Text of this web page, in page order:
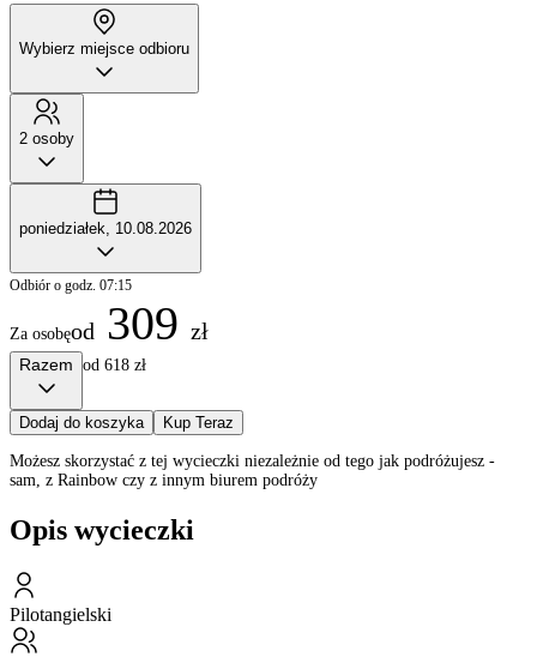
Wybierz miejsce odbioru
2 osoby
poniedziałek, 10.08.2026
Odbiór o godz. 07:15
Za osobęod 309 zł
Razem od 618 zł
Dodaj do koszyka Kup Teraz
Możesz skorzystać z tej wycieczki niezależnie od tego jak podróżujesz -
sam, z Rainbow czy z innym biurem podróży
Opis wycieczki
Pilotangielski